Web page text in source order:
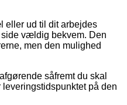
eller ud til dit arbejdes
vældig bekvem. Den
men den mulighed
såfremt du skal
på den